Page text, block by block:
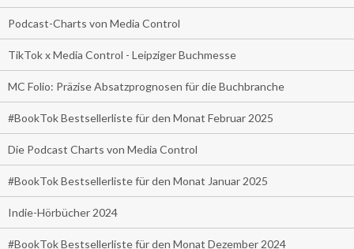
Podcast-Charts von Media Control
TikTok x Media Control - Leipziger Buchmesse
MC Folio: Präzise Absatzprognosen für die Buchbranche
#BookTok Bestsellerliste für den Monat Februar 2025
Die Podcast Charts von Media Control
#BookTok Bestsellerliste für den Monat Januar 2025
Indie-Hörbücher 2024
#BookTok Bestsellerliste für den Monat Dezember 2024